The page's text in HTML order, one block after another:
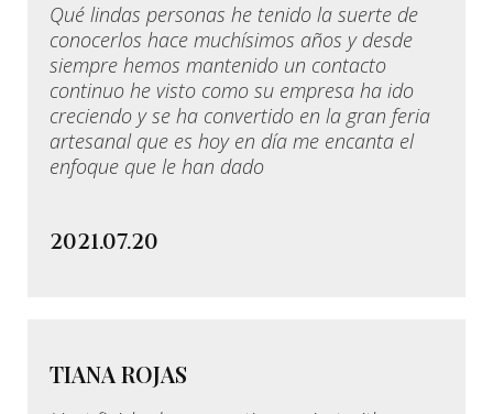
Qué lindas personas he tenido la suerte de
conocerlos hace muchísimos años y desde
siempre hemos mantenido un contacto
continuo he visto como su empresa ha ido
creciendo y se ha convertido en la gran feria
artesanal que es hoy en día me encanta el
enfoque que le han dado
2021.07.20
TIANA ROJAS